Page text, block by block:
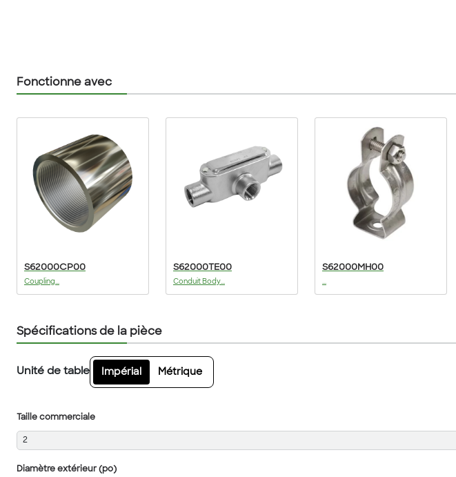
Fonctionne avec
S62000CP00
Coupling...
S62000TE00
Conduit Body...
S62000MH00
...
Spécifications de la pièce
Unité de table Impérial Métrique
Taille commerciale
2
Diamètre extérieur (po)